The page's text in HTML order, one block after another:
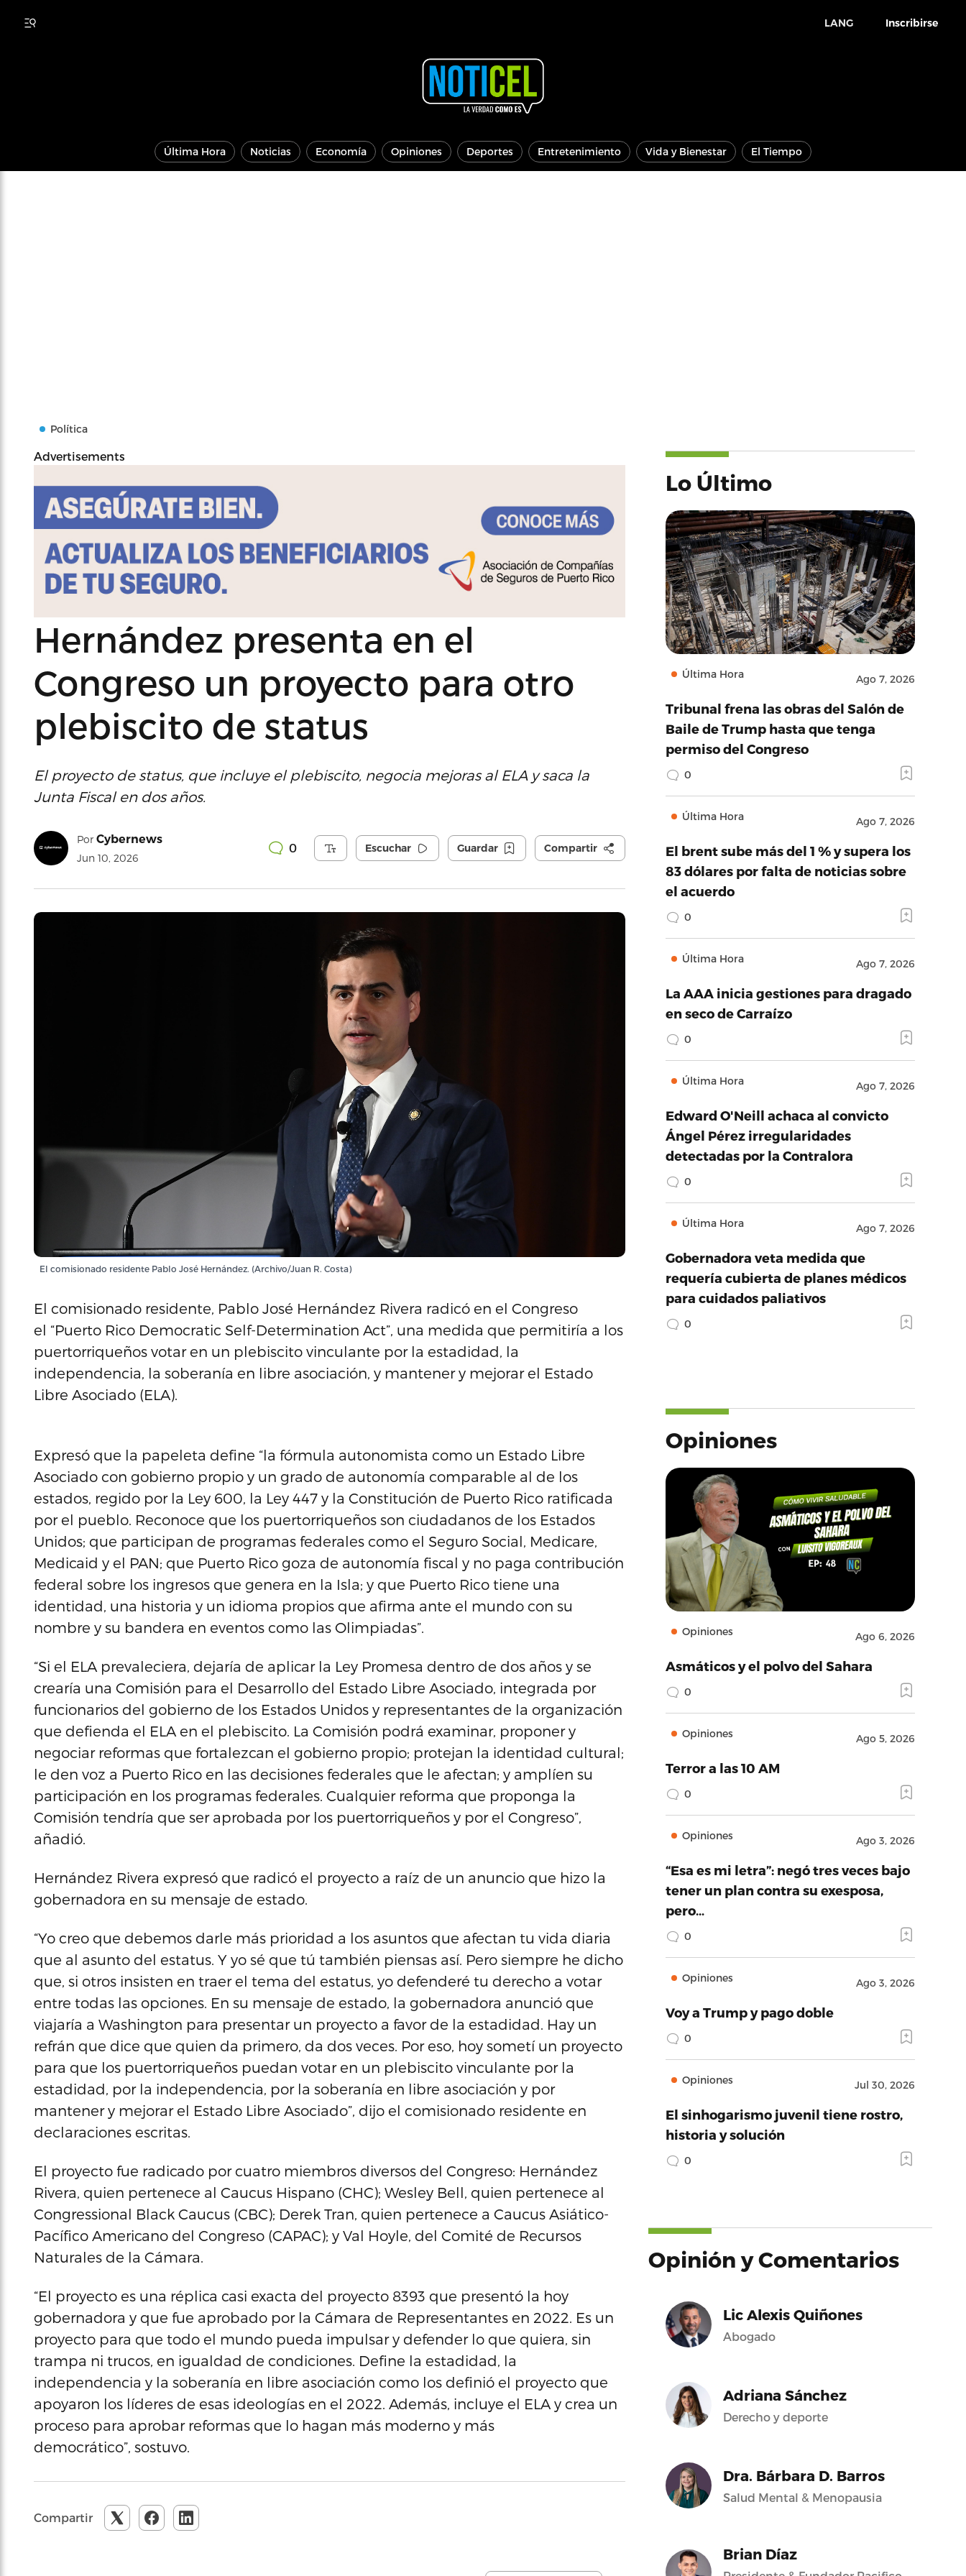
LANG Inscribirse
Última Hora Noticias Economía Opiniones Deportes Entretenimiento Vida y Bienestar El Tiempo
Política
Advertisements
Hernández presenta en el
Congreso un proyecto para otro
plebiscito de status
El proyecto de status, que incluye el plebiscito, negocia mejoras al ELA y saca la
Junta Fiscal en dos años.
Por Cybernews
Jun 10, 2026
0 Escuchar Guardar Compartir
El comisionado residente Pablo José Hernández. (Archivo/Juan R. Costa)
El comisionado residente, Pablo José Hernández Rivera radicó en el Congreso
el “Puerto Rico Democratic Self-Determination Act”, una medida que permitiría a los
puertorriqueños votar en un plebiscito vinculante por la estadidad, la
independencia, la soberanía en libre asociación, y mantener y mejorar el Estado
Libre Asociado (ELA).
Expresó que la papeleta define “la fórmula autonomista como un Estado Libre
Asociado con gobierno propio y un grado de autonomía comparable al de los
estados, regido por la Ley 600, la Ley 447 y la Constitución de Puerto Rico ratificada
por el pueblo. Reconoce que los puertorriqueños son ciudadanos de los Estados
Unidos; que participan de programas federales como el Seguro Social, Medicare,
Medicaid y el PAN; que Puerto Rico goza de autonomía fiscal y no paga contribución
federal sobre los ingresos que genera en la Isla; y que Puerto Rico tiene una
identidad, una historia y un idioma propios que afirma ante el mundo con su
nombre y su bandera en eventos como las Olimpiadas”.
“Si el ELA prevaleciera, dejaría de aplicar la Ley Promesa dentro de dos años y se
crearía una Comisión para el Desarrollo del Estado Libre Asociado, integrada por
funcionarios del gobierno de los Estados Unidos y representantes de la organización
que defienda el ELA en el plebiscito. La Comisión podrá examinar, proponer y
negociar reformas que fortalezcan el gobierno propio; protejan la identidad cultural;
le den voz a Puerto Rico en las decisiones federales que le afectan; y amplíen su
participación en los programas federales. Cualquier reforma que proponga la
Comisión tendría que ser aprobada por los puertorriqueños y por el Congreso”,
añadió.
Hernández Rivera expresó que radicó el proyecto a raíz de un anuncio que hizo la
gobernadora en su mensaje de estado.
“Yo creo que debemos darle más prioridad a los asuntos que afectan tu vida diaria
que al asunto del estatus. Y yo sé que tú también piensas así. Pero siempre he dicho
que, si otros insisten en traer el tema del estatus, yo defenderé tu derecho a votar
entre todas las opciones. En su mensaje de estado, la gobernadora anunció que
viajaría a Washington para presentar un proyecto a favor de la estadidad. Hay un
refrán que dice que quien da primero, da dos veces. Por eso, hoy sometí un proyecto
para que los puertorriqueños puedan votar en un plebiscito vinculante por la
estadidad, por la independencia, por la soberanía en libre asociación y por
mantener y mejorar el Estado Libre Asociado”, dijo el comisionado residente en
declaraciones escritas.
El proyecto fue radicado por cuatro miembros diversos del Congreso: Hernández
Rivera, quien pertenece al Caucus Hispano (CHC); Wesley Bell, quien pertenece al
Congressional Black Caucus (CBC); Derek Tran, quien pertenece a Caucus Asiático-
Pacífico Americano del Congreso (CAPAC); y Val Hoyle, del Comité de Recursos
Naturales de la Cámara.
“El proyecto es una réplica casi exacta del proyecto 8393 que presentó la hoy
gobernadora y que fue aprobado por la Cámara de Representantes en 2022. Es un
proyecto para que todo el mundo pueda impulsar y defender lo que quiera, sin
trampa ni trucos, en igualdad de condiciones. Define la estadidad, la
independencia y la soberanía en libre asociación como los definió el proyecto que
apoyaron los líderes de esas ideologías en el 2022. Además, incluye el ELA y crea un
proceso para aprobar reformas que lo hagan más moderno y más
democrático”, sostuvo.
Compartir
Lo Último
Última Hora Ago 7, 2026
Tribunal frena las obras del Salón de
Baile de Trump hasta que tenga
permiso del Congreso
0
Última Hora Ago 7, 2026
El brent sube más del 1 % y supera los
83 dólares por falta de noticias sobre
el acuerdo
0
Última Hora Ago 7, 2026
La AAA inicia gestiones para dragado
en seco de Carraízo
0
Última Hora Ago 7, 2026
Edward O'Neill achaca al convicto
Ángel Pérez irregularidades
detectadas por la Contralora
0
Última Hora Ago 7, 2026
Gobernadora veta medida que
requería cubierta de planes médicos
para cuidados paliativos
0
Opiniones
Opiniones Ago 6, 2026
Asmáticos y el polvo del Sahara
0
Opiniones Ago 5, 2026
Terror a las 10 AM
0
Opiniones Ago 3, 2026
“Esa es mi letra”: negó tres veces bajo
tener un plan contra su exesposa,
pero…
0
Opiniones Ago 3, 2026
Voy a Trump y pago doble
0
Opiniones Jul 30, 2026
El sinhogarismo juvenil tiene rostro,
historia y solución
0
Opinión y Comentarios
Lic Alexis Quiñones
Abogado
Adriana Sánchez
Derecho y deporte
Dra. Bárbara D. Barros
Salud Mental & Menopausia
Brian Díaz